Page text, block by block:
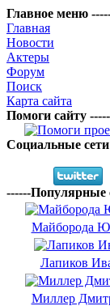
Главное меню
Главная
Новости
Актеры
Форум
Поиск
Карта сайта
Помоги сайту
Социальные
------Популярные
Майборода
Лапиков
Миллер